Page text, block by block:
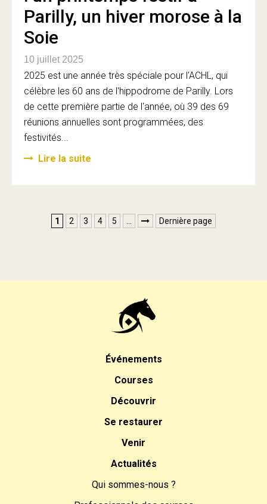
Parilly, un hiver morose à la
Soie
10 juillet 2025
2025 est une année très spéciale pour l'ACHL, qui
célèbre les 60 ans de l'hippodrome de Parilly. Lors
de cette première partie de l'année, où 39 des 69
réunions annuelles sont programmées, des
festivités...
Lire la suite
1 2 3 4 5  Dernière page
Événements
Courses
Découvrir
Se restaurer
Venir
Actualités
Qui sommes-nous ?